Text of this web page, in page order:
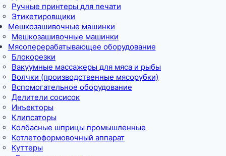
Ручные принтеры для печати
Этикетировщики
Мешкозашивочные машинки
Мешкозашивочные машинки
Мясоперерабатывающее оборудование
Блокорезки
Вакуумные массажеры для мяса и рыбы
Волчки (производственные мясорубки)
Вспомогательное оборудование
Делители сосисок
Инъекторы
Клипсаторы
Колбасные шприцы промышленные
Котлетоформовочный аппарат
Куттеры